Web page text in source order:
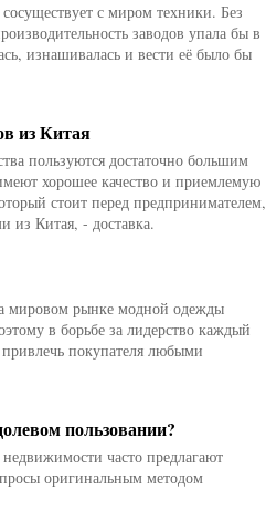
с миром техники. Без
заводов упала бы в
изнашивалась и вести её было бы
из Китая
пользуются достаточно большим
хорошее качество и приемлемую
стоит перед предпринимателем,
из Китая, - доставка.
мировом рынке модной одежды
в борьбе за лидерство каждый
привлечь покупателя любыми
пользовании?
часто предлагают
оригинальным методом